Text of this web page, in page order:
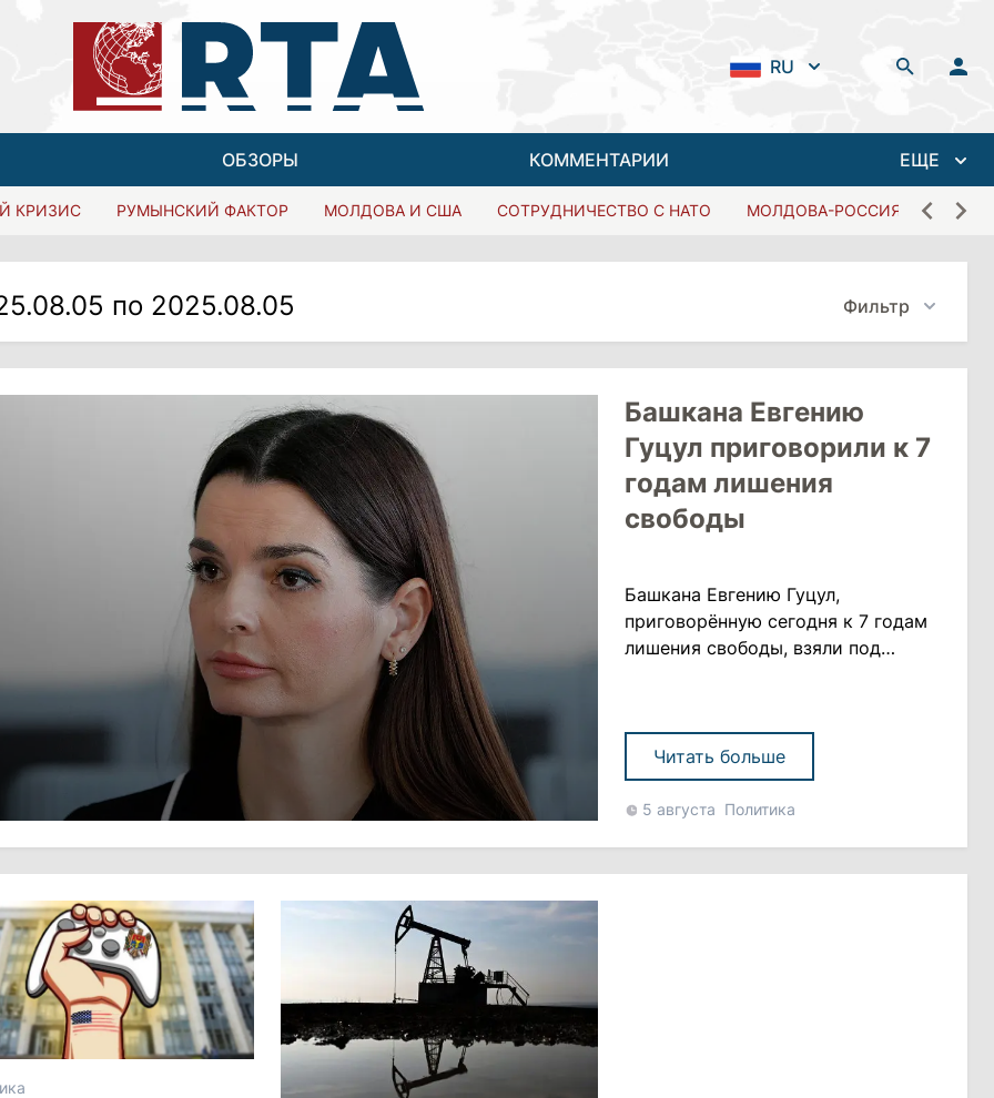
RU
ОБЗОРЫ КОММЕНТАРИИ ЕЩЕ
КРИЗИС РУМЫНСКИЙ ФАКТОР МОЛДОВА И США СОТРУДНИЧЕСТВО С НАТО МОЛДОВА-РОССИЯ
по 2025.08.05 Фильтр
Башкана Евгению
Гуцул приговорили к 7
годам лишения
свободы
Башкана Евгению Гуцул,
приговорённую сегодня к 7 годам
лишения свободы, взяли под
Евгения Гуцул будет отбывать
наказание в исправительном
учреждении полузакрытого типа.
Кроме того, согласно приговору,
Читать больше
5 августа Политика